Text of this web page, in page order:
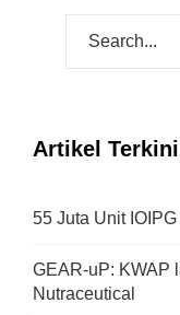
Artikel Terkini
55 Juta Unit
GEAR-uP: KWAP
Nutraceutical